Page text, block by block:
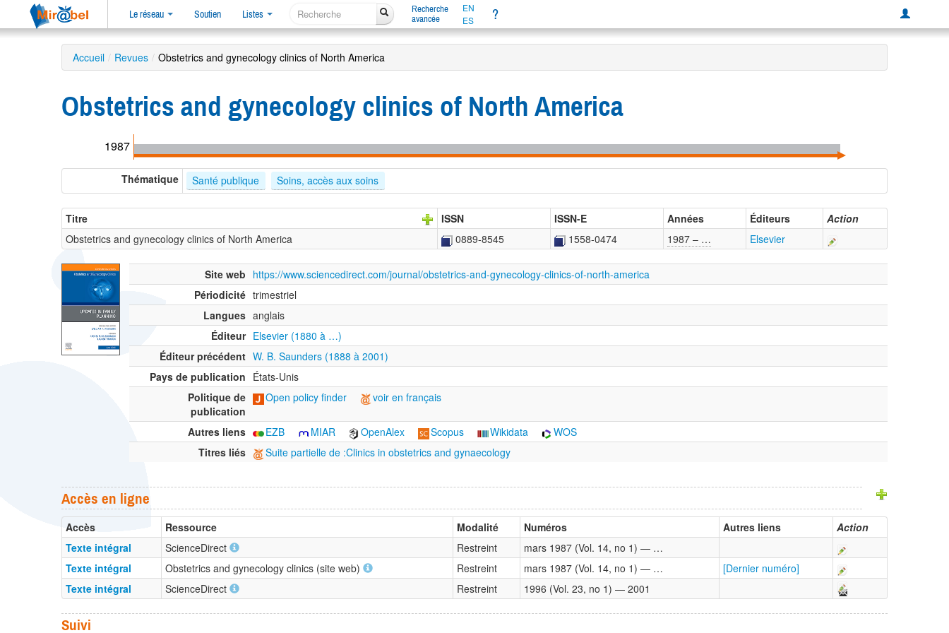
Le réseau Soutien Listes
Recherche
avancée
EN
ES
?
Accueil / Revues / Obstetrics and gynecology clinics of North America
Obstetrics and gynecology clinics of North America
1987
Thématique Santé publique Soins, accès aux soins
Titre ISSN ISSN-E Années Éditeurs
Action
Obstetrics and gynecology clinics of North America
0889-8545 1558-0474 1987 – … Elsevier
Site web https://www.sciencedirect.com/journal/obstetrics-and-gynecology-clinics-of-north-america
Périodicité trimestriel
Langues anglais
Éditeur Elsevier (1880 à …)
Éditeur précédent W. B. Saunders (1888 à 2001)
Pays de publication États-Unis
Politique de
publication
Open policy finder voir en français
Autres liens EZB MIAR OpenAlex Scopus Wikidata
WOS
Titres liés
Suite partielle de :Clinics in obstetrics and gynaecology
Accès en ligne
Accès Ressource Modalité Numéros Autres liens
Action
Texte intégral
ScienceDirect Restreint
mars 1987 (Vol. 14, no 1) — …
Texte intégral
Obstetrics and gynecology clinics (site web) Restreint mars 1987 (Vol. 14, no 1) — …
[Dernier numéro]
Texte intégral
ScienceDirect Restreint 1996 (Vol. 23, no 1) — 2001
Suivi